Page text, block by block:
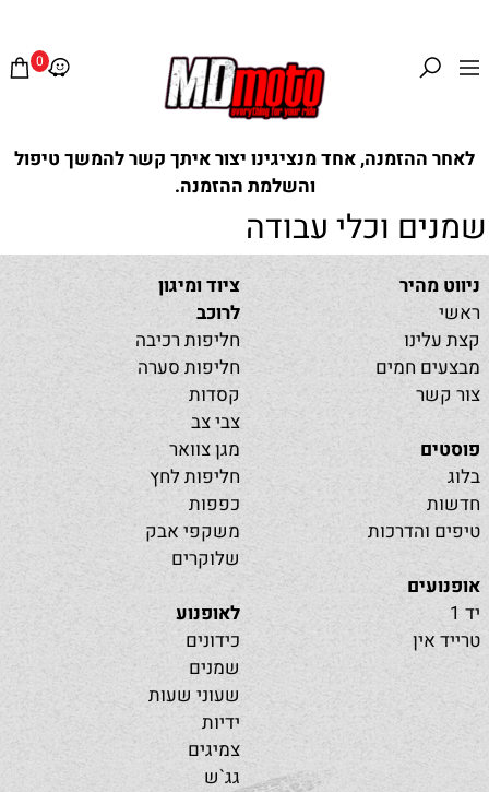
0
לאחר ההזמנה, אחד מנציגינו יצור איתך קשר להמשך טיפול
והשלמת ההזמנה.
שמנים וכלי עבודה
ניווט מהיר
ראשי
קצת עלינו
מבצעים חמים
צור קשר
פוסטים
בלוג
חדשות
טיפים והדרכות
אופנועים
יד 1
טרייד אין
ציוד ומיגון
לרוכב
חליפות רכיבה
חליפות סערה
קסדות
צבי צב
מגן צוואר
חליפות לחץ
כפפות
משקפי אבק
שלוקרים
לאופנוע
כידונים
שמנים
שעוני שעות
ידיות
צמיגים
גג`ש